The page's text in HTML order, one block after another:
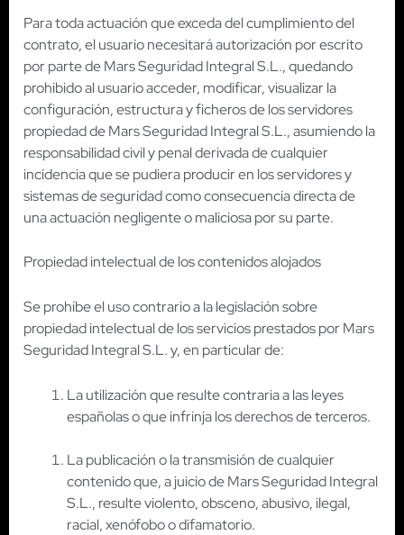
Para toda actuación que exceda del cumplimiento del
contrato, el usuario necesitará autorización por escrito
por parte de Mars Seguridad Integral S.L., quedando
prohibido al usuario acceder, modificar, visualizar la
configuración, estructura y ficheros de los servidores
propiedad de Mars Seguridad Integral S.L., asumiendo la
responsabilidad civil y penal derivada de cualquier
incidencia que se pudiera producir en los servidores y
sistemas de seguridad como consecuencia directa de
una actuación negligente o maliciosa por su parte.
Propiedad intelectual de los contenidos alojados
Se prohíbe el uso contrario a la legislación sobre
propiedad intelectual de los servicios prestados por Mars
Seguridad Integral S.L. y, en particular de:
La utilización que resulte contraria a las leyes
españolas o que infrinja los derechos de terceros.
La publicación o la transmisión de cualquier
contenido que, a juicio de Mars Seguridad Integral
S.L., resulte violento, obsceno, abusivo, ilegal,
racial, xenófobo o difamatorio.